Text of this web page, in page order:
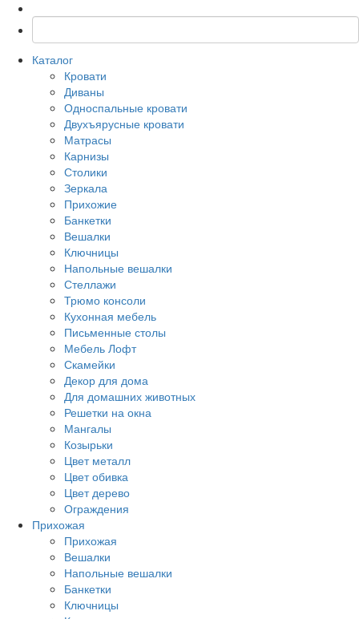
Каталог
Кровати
Диваны
Односпальные кровати
Двухъярусные кровати
Матрасы
Карнизы
Столики
Зеркала
Прихожие
Банкетки
Вешалки
Ключницы
Напольные вешалки
Стеллажи
Трюмо консоли
Кухонная мебель
Письменные столы
Мебель Лофт
Скамейки
Декор для дома
Для домашних животных
Решетки на окна
Мангалы
Козырьки
Цвет металл
Цвет обивка
Цвет дерево
Ограждения
Прихожая
Прихожая
Вешалки
Напольные вешалки
Банкетки
Ключницы